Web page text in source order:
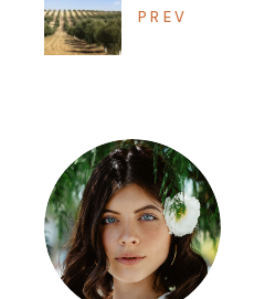
PREV